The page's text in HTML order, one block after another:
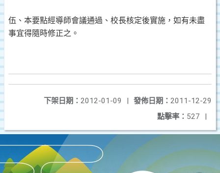
伍、本要點經導師會議通過、校長核定後實施，如有未盡
事宜得隨時修正之。
發佈日期： 2011-12-29
下架日期： 2012-01-09
|
點擊率： 527 |